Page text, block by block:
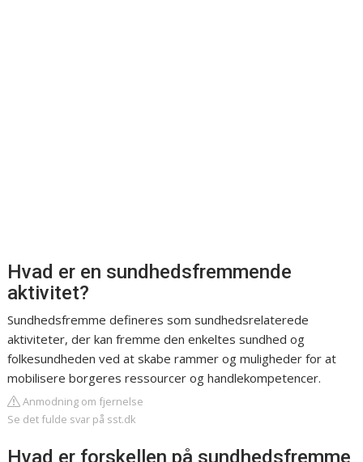
Hvad er en sundhedsfremmende
aktivitet?
Sundhedsfremme defineres som sundhedsrelaterede
aktiviteter, der kan fremme den enkeltes sundhed og
folkesundheden ved at skabe rammer og muligheder for at
mobilisere borgeres ressourcer og handlekompetencer.
Anmodning om fjernelse
Se det fulde svar på sst.dk
Hvad er forskellen på sundhedsfremme